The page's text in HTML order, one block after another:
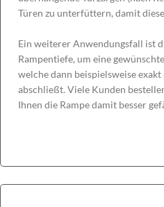
Türen zu unterfüttern, damit
Ein weiterer Anwendungsfall ist
Rampentiefe, um eine
welche dann beispielsweise
abschließt. Viele Kunden
Ihnen die Rampe damit besser